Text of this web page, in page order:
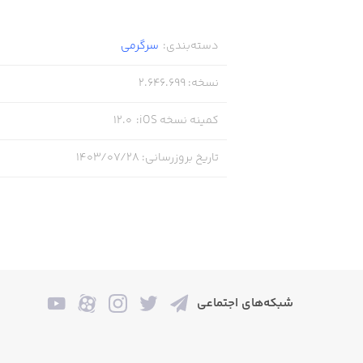
دسته‌بندی: سرگرمی
نسخه:
2.646.699
کمینه نسخه iOS :
12.0
تاریخ بروزرسانی: ۱۴۰۳/۰۷/۲۸
شبکه‌های اجتماعی